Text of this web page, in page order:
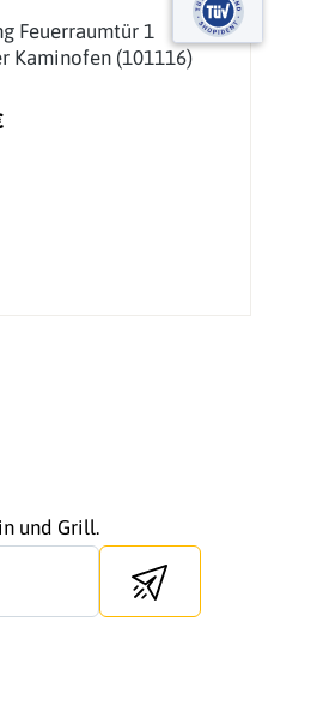
Feuerraumtür 1
Kaminofen (101116)
und Grill.
Send newsletter